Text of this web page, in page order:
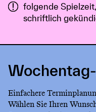
folgende
schriftlich
Einfachere
Wählen Sie Ihren